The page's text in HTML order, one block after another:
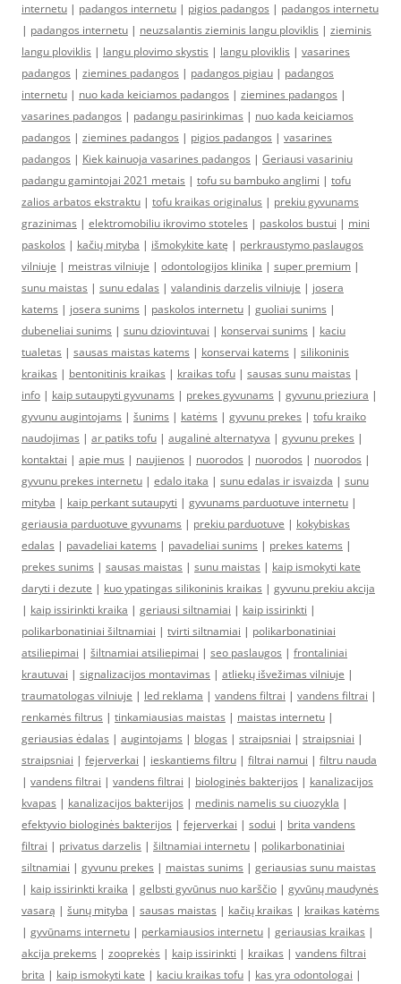
internetu | padangos internetu | pigios padangos | padangos internetu
| padangos internetu | neuzsalantis zieminis langu ploviklis | zieminis
langu ploviklis | langu plovimo skystis | langu ploviklis | vasarines
padangos | ziemines padangos | padangos pigiau | padangos
internetu | nuo kada keiciamos padangos | ziemines padangos |
vasarines padangos | padangu pasirinkimas | nuo kada keiciamos
padangos | ziemines padangos | pigios padangos | vasarines
padangos | Kiek kainuoja vasarines padangos | Geriausi vasariniu
padangu gamintojai 2021 metais | tofu su bambuko anglimi | tofu
zalios arbatos ekstraktu | tofu kraikas originalus | prekiu gyvunams
grazinimas | elektromobiliu ikrovimo stoteles | paskolos bustui | mini
paskolos | kačių mityba | išmokykite katę | perkraustymo paslaugos
vilniuje | meistras vilniuje | odontologijos klinika | super premium |
sunu maistas | sunu edalas | valandinis darzelis vilniuje | josera
katems | josera sunims | paskolos internetu | guoliai sunims |
dubeneliai sunims | sunu dziovintuvai | konservai sunims | kaciu
tualetas | sausas maistas katems | konservai katems | silikoninis
kraikas | bentonitinis kraikas | kraikas tofu | sausas sunu maistas |
info | kaip sutaupyti gyvunams | prekes gyvunams | gyvunu prieziura |
gyvunu augintojams | šunims | katėms | gyvunu prekes | tofu kraiko
naudojimas | ar patiks tofu | augalinė alternatyva | gyvunu prekes |
kontaktai | apie mus | naujienos | nuorodos | nuorodos | nuorodos |
gyvunu prekes internetu | edalo itaka | sunu edalas ir isvaizda | sunu
mityba | kaip perkant sutaupyti | gyvunams parduotuve internetu |
geriausia parduotuve gyvunams | prekiu parduotuve | kokybiskas
edalas | pavadeliai katems | pavadeliai sunims | prekes katems |
prekes sunims | sausas maistas | sunu maistas | kaip ismokyti kate
daryti i dezute | kuo ypatingas silikoninis kraikas | gyvunu prekiu akcija
| kaip issirinkti kraika | geriausi siltnamiai | kaip issirinkti |
polikarbonatiniai šiltnamiai | tvirti siltnamiai | polikarbonatiniai
atsiliepimai | šiltnamiai atsiliepimai | seo paslaugos | frontaliniai
krautuvai | signalizacijos montavimas | atliekų išvežimas vilniuje |
traumatologas vilniuje | led reklama | vandens filtrai | vandens filtrai |
renkamės filtrus | tinkamiausias maistas | maistas internetu |
geriausias ėdalas | augintojams | blogas | straipsniai | straipsniai |
straipsniai | fejerverkai | ieskantiems filtru | filtrai namui | filtru nauda
| vandens filtrai | vandens filtrai | biologinės bakterijos | kanalizacijos
kvapas | kanalizacijos bakterijos | medinis namelis su ciuozykla |
efektyvio biologinės bakterijos | fejerverkai | sodui | brita vandens
filtrai | privatus darzelis | šiltnamiai internetu | polikarbonatiniai
siltnamiai | gyvunu prekes | maistas sunims | geriausias sunu maistas
| kaip issirinkti kraika | gelbsti gyvūnus nuo karščio | gyvūnų maudynės
vasarą | šunų mityba | sausas maistas | kačių kraikas | kraikas katėms
| gyvūnams internetu | perkamiausios internetu | geriausias kraikas |
akcija prekems | zooprekės | kaip issirinkti | kraikas | vandens filtrai
brita | kaip ismokyti kate | kaciu kraikas tofu | kas yra odontologai |